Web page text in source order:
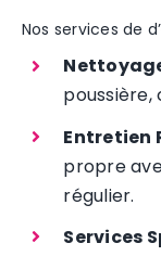
Nos services de
poussière,
Entretien
propre
régulier.
Services